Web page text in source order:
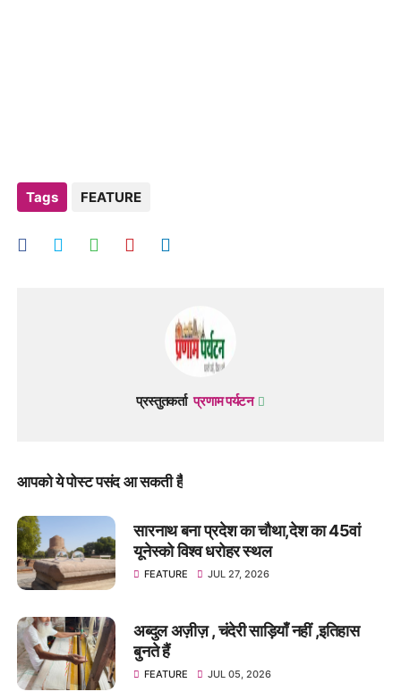
Tags FEATURE
प्रस्तुतकर्ता प्रणाम पर्यटन
आपको ये पोस्ट पसंद आ सकती हैं
सारनाथ बना प्रदेश का चौथा,देश का 45वां
यूनेस्को विश्व धरोहर स्थल
FEATURE JUL 27, 2026
अब्दुल अज़ीज़ , चंदेरी साड़ियाँ नहीं ,इतिहास
बुनते हैं
FEATURE JUL 05, 2026